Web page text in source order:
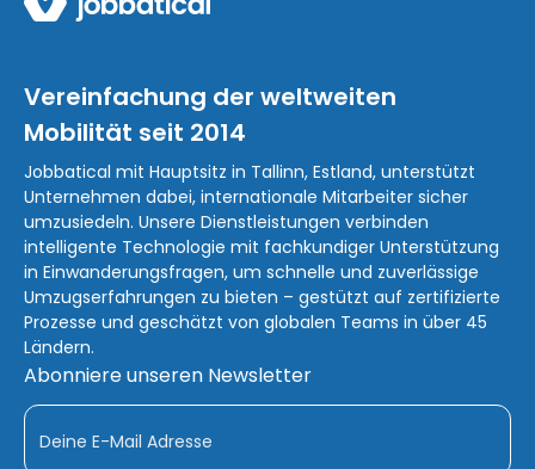
Vereinfachung der weltweiten
Mobilität seit 2014
Jobbatical mit Hauptsitz in Tallinn, Estland, unterstützt
Unternehmen dabei, internationale Mitarbeiter sicher
umzusiedeln. Unsere Dienstleistungen verbinden
intelligente Technologie mit fachkundiger Unterstützung
in Einwanderungsfragen, um schnelle und zuverlässige
Umzugserfahrungen zu bieten – gestützt auf zertifizierte
Prozesse und geschätzt von globalen Teams in über 45
Ländern.
Abonniere unseren Newsletter